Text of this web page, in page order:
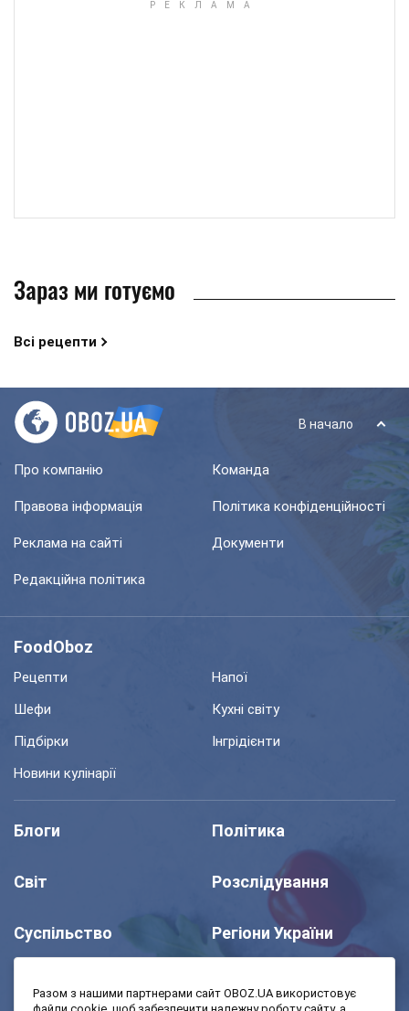
Зараз ми готуємо
Всі рецепти
В начало
Про компанію Команда
Правова інформація Політика конфіденційності
Реклама на сайті Документи
Редакційна політика
FoodOboz
Рецепти
Напої
Шефи
Кухні світу
Підбірки
Інгрідієнти
Новини кулінарії
Блоги Політика
Світ Розслідування
Суспільство Регіони України
Шоу Спорт
Разом з нашими партнерами сайт OBOZ.UA використовує